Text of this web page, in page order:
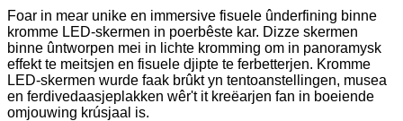
Foar in mear unike en immersive fisuele ûnderfining binne
kromme LED-skermen in poerbêste kar. Dizze skermen
binne ûntworpen mei in lichte kromming om in panoramysk
effekt te meitsjen en fisuele djipte te ferbetterjen. Kromme
LED-skermen wurde faak brûkt yn tentoanstellingen, musea
en ferdivedaasjeplakken wêr't it kreëarjen fan in boeiende
omjouwing krúsjaal is.